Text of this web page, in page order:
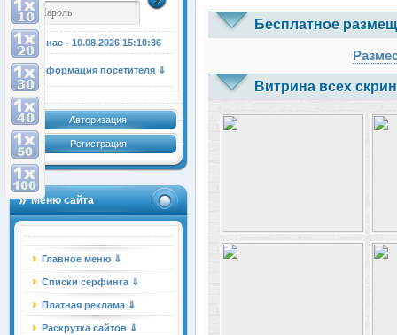
У нас - 10.08.2026 15:10:36
Информация посетителя ⇓
Авторизация
Регистрация
Меню сайта
Главное меню ⇓
Списки серфинга ⇓
Платная реклама ⇓
Раскрутка сайтов ⇓
Бесплатное
Витрина всех